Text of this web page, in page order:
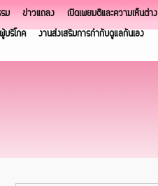
ม ข่าวแถลง
เปิดเผยมติและความเห็นต่าง
บริโภค
งานส่งเสริมการกำกับดูแลกันเอง